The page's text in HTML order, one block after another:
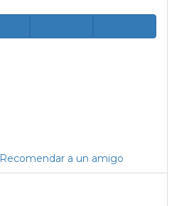
Recomendar a un amigo